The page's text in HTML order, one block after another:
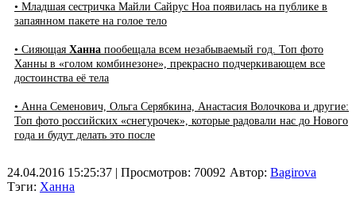
• Младшая сестричка Майли Сайрус Ноа появилась на публике в
запаянном пакете на голое тело
• Сияющая Ханна пообещала всем незабываемый год. Топ фото
Ханны в «голом комбинезоне», прекрасно подчеркивающем все
достоинства её тела
• Анна Семенович, Ольга Серябкина, Анастасия Волочкова и другие:
Топ фото российских «снегурочек», которые радовали нас до Нового
года и будут делать это после
24.04.2016 15:25:37 | Просмотров: 70092
Тэги: Ханна
Автор: Bagirova